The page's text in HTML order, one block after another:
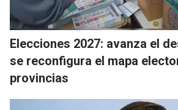
Elecciones 2027: avanza el
se reconfigura el mapa
provincias